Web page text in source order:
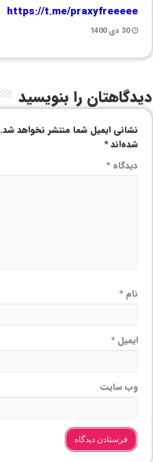
https://t.me/praxyfreeeee
30 دی 1400
دیدگاهتان را بنویسید
نشانی ایمیل شما منتشر نخواهد شد.
شده‌اند*
دیدگاه*
نام*
ایمیل*
وب‌ سایت